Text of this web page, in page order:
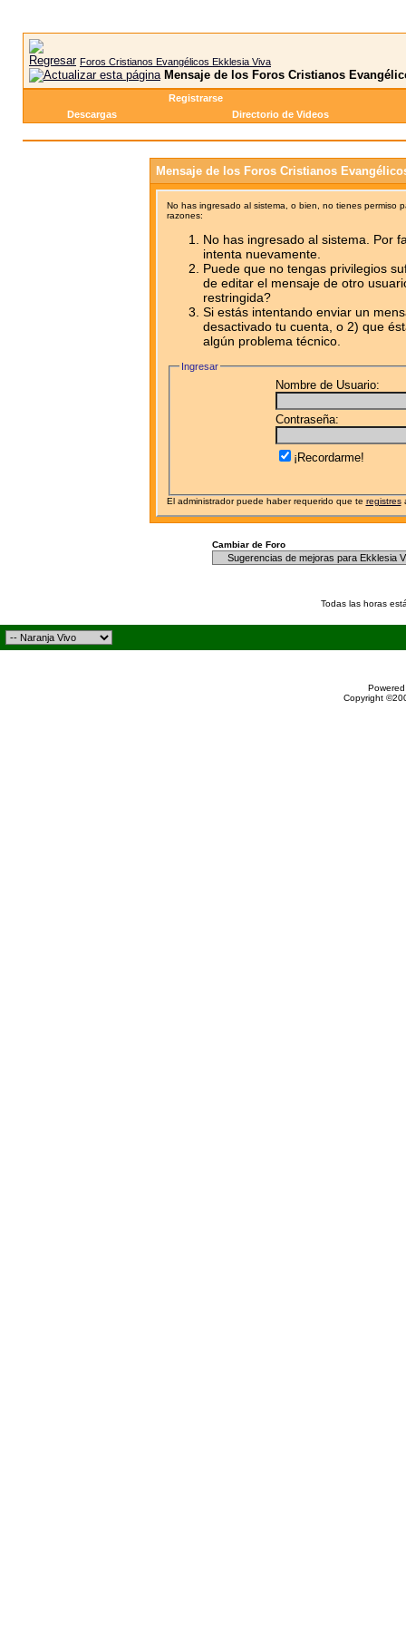
Foros Cristianos Evangélicos Ekklesia Viva
Mensaje de los Foros Cristianos
Registrarse
Descargas
Directorio de Videos
Mensaje de los Foros Cristianos
No has ingresado al sistema, o bien, no tienes permiso
razones:
No has ingresado al sistema. Por
intenta nuevamente.
Puede que no tengas privilegios
de editar el mensaje de otro
restringida?
Si estás intentando enviar un
desactivado tu cuenta, o 2) que
algún problema técnico.
Ingresar
Nombre de Usuario:
Contraseña:
¡Recordarme!
El administrador puede haber requerido que te registres
Cambiar de Foro
Todas las horas
Copyright